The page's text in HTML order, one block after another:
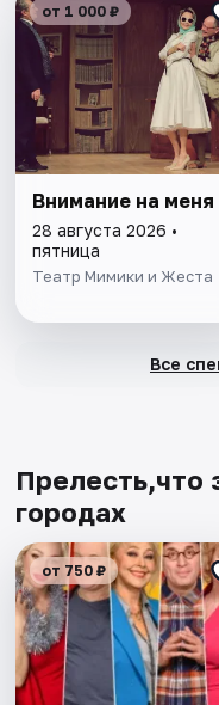
от 1 000 ₽
Внимание на меня
28 августа 2026 •
пятница
Театр Мимики и Жеста
Все
Прелесть,что
городах
от 750 ₽